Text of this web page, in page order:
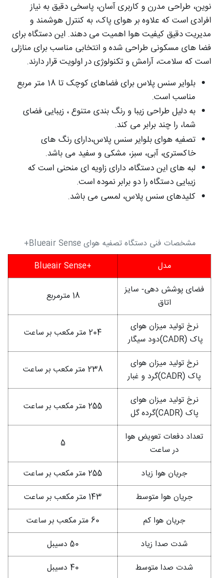
نوین، طراحی مدرن و کاربری آسان، پاسخی دقیق به نیاز
افرادی است که علاوه بر هوای پاک، به کنترل هوشمند و
مدیریت دقیق کیفیت هوا اهمیت می‌ دهند. این دستگاه برای
فضا های مسکونی طراحی شده و انتخابی مناسب برای منازلی
است که سلامت، آرامش و تکنولوژی در اولویت قرار دارند.
بلوایر سنس پلاس برای فضاهای کوچک تا 18 متر مربع
مناسب است.
به دلیل طراحی زیبا و رنگ بندی متنوع ، زیبایی فضای
شما، را چند برابر می کند.
تصفیه هوای بلوایر سنس پلاس،دارای رنگ های
خاکستری، آبی، سبز، مشکی و سفید می باشد.
لبه های این دستگاه، دارای زاویه ای منحنی است که
زیبایی دستگاه را دو برابر نموده است.
کلیدهای سنس پلاس، لمسی می باشد.
مشخصات فنی دستگاه تصفیه هوای Blueair Sense+
مدل
+Blueair Sense
فضای پوشش دهی- سایز
اتاق
18 مترمربع
نرخ تولید میزان هوای
پاک (CADR)دود سیگار
204 متر مکعب بر ساعت
نرخ تولید میزان هوای
پاک (CADR)گرد و غبار
238 متر مکعب بر ساعت
نرخ تولید میزان هوای
پاک (CADR)گرده گل
255 متر مکعب بر ساعت
تعداد دفعات تعویض هوا
در ساعت
5
جریان هوا زیاد
255 متر مکعب بر ساعت
جریان هوا متوسط
143 متر مکعب بر ساعت
جریان هوا کم
60 متر مکعب بر ساعت
شدت صدا زیاد
50 دسیبل
شدت صدا متوسط
40 دسیبل